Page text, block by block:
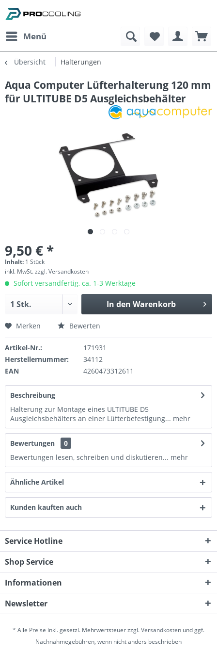
Menü
Übersicht Halterungen
Aqua Computer Lüfterhalterung 120 mm
für ULTITUBE D5 Ausgleichsbehälter
9,50 € *
Inhalt: 1 Stück
inkl. MwSt.zzgl. Versandkosten
Sofort versandfertig, ca. 1-3 Werktage
In den Warenkorb
Merken Bewerten
Artikel-Nr.:
171931
Herstellernummer:
34112
EAN
4260473312611
Beschreibung
Halterung zur Montage eines ULTITUBE D5
Ausgleichsbehälters an einer Lüfterbefestigung... mehr
Bewertungen
0
Bewertungen lesen, schreiben und diskutieren... mehr
Ähnliche Artikel
Kunden kauften auch
Service Hotline
Shop Service
Informationen
Newsletter
* Alle Preise inkl. gesetzl. Mehrwertsteuer zzgl.Versandkosten und ggf.
Nachnahmegebühren, wenn nicht anders beschrieben